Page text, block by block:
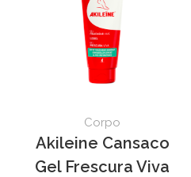
Corpo
Akileine Cansaco
Gel Frescura Viva